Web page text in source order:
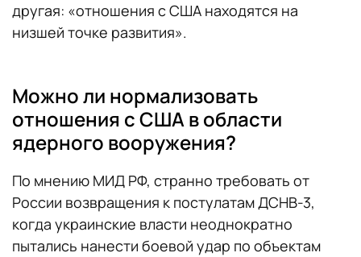
другая: «отношения с США находятся на
низшей точке развития».
Можно ли нормализовать
отношения с США в области
ядерного вооружения?
По мнению МИД РФ, странно требовать от
России возвращения к постулатам ДСНВ-3,
когда украинские власти неоднократно
пытались нанести боевой удар по объектам